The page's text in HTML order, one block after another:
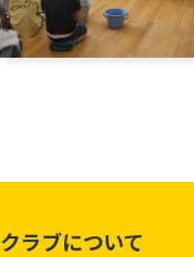
クラブについて